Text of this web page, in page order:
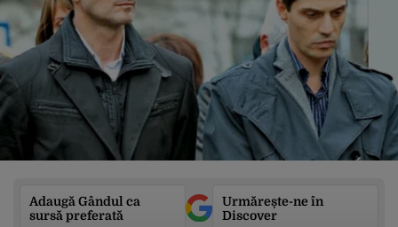
Adaugă Gândul ca
sursă preferată
Urmărește-ne în
Discover